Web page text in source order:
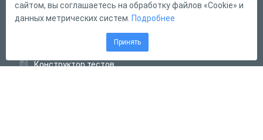
Форма обратной связи
Конструктор тестов
сайтом, вы соглашаетесь на обработку файлов «Cookie» и
данных метрических систем. Подробнее
Принять